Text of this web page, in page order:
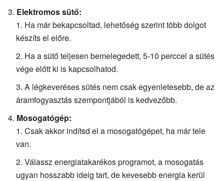
Elektromos sütő:
Ha már bekapcsoltad, lehetőség szerint több dolgot
készíts el előre.
Ha a sütő teljesen bemelegedett, 5-10 perccel a sütés
vége előtt ki is kapcsolhatod.
A légkeveréses sütés nem csak egyenletesebb, de az
áramfogyasztás szempontjából is kedvezőbb.
Mosogatógép:
Csak akkor indítsd el a mosogatógépet, ha már tele
van.
Válassz energiatakarékos programot, a mosogatás
ugyan hosszabb ideig tart, de kevesebb energia kerül